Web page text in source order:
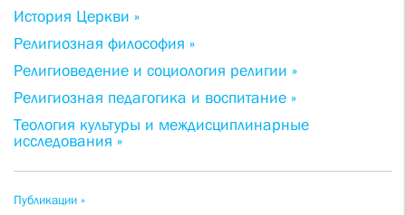
История Церкви »
Религиозная философия »
Религиоведение и социология религии »
Религиозная педагогика и воспитание »
Теология культуры и междисциплинарные
исследования »
Публикации »